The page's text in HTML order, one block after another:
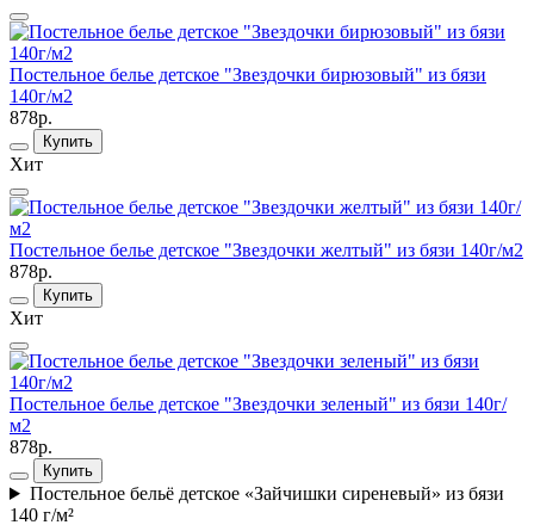
Постельное белье детское "Звездочки бирюзовый" из бязи
140г/м2
878р.
Купить
Хит
Постельное белье детское "Звездочки желтый" из бязи 140г/м2
878р.
Купить
Хит
Постельное белье детское "Звездочки зеленый" из бязи 140г/
м2
878р.
Купить
Постельное бельё детское «Зайчишки сиреневый» из бязи
140 г/м²